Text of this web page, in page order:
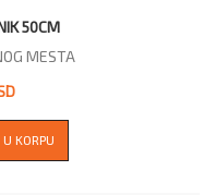
50CM
MESTA